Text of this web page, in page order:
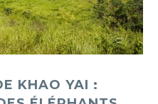
KHAO YAI :